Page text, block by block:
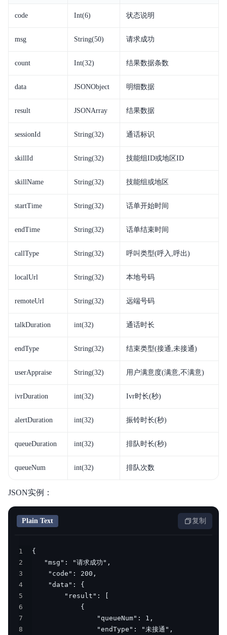
code Int(6) 状态说明
msg String(50) 请求成功
count Int(32) 结果数据条数
data JSONObject 明细数据
result JSONArray 结果数据
sessionId String(32) 通话标识
skillId String(32) 技能组ID或地区ID
skillName String(32) 技能组或地区
startTime String(32) 话单开始时间
endTime String(32) 话单结束时间
callType String(32) 呼叫类型(呼入,呼出)
localUrl String(32) 本地号码
remoteUrl String(32) 远端号码
talkDuration int(32) 通话时长
endType String(32) 结束类型(接通,未接通)
userAppraise String(32) 用户满意度(满意,不满意)
ivrDuration int(32) Ivr时长(秒)
alertDuration int(32) 振铃时长(秒)
queueDuration int(32) 排队时长(秒)
queueNum int(32) 排队次数
JSON实例：
Plain Text 复制
1
2
3
4
5
6
7
8